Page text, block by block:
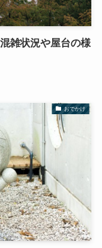
雑状況や屋台の様
おでかけ